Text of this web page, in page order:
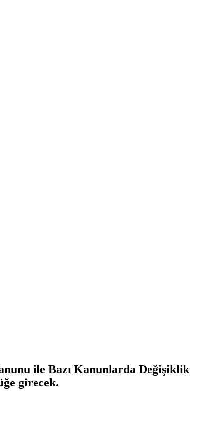
ile Bazı Kanunlarda Değişiklik
girecek.